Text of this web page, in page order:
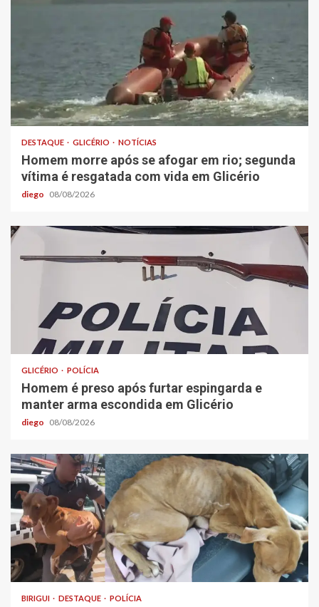
DESTAQUE GLICÉRIO NOTÍCIAS
Homem morre após se afogar em rio; segunda
vítima é resgatada com vida em Glicério
diego 08/08/2026
GLICÉRIO POLÍCIA
Homem é preso após furtar espingarda e
manter arma escondida em Glicério
diego 08/08/2026
BIRIGUI DESTAQUE POLÍCIA